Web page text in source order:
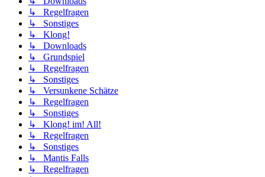
↳ Regelfragen
↳ Sonstiges
↳ Klong!
↳ Downloads
↳ Grundspiel
↳ Regelfragen
↳ Sonstiges
↳ Versunkene Schätze
↳ Regelfragen
↳ Sonstiges
↳ Klong! im! All!
↳ Regelfragen
↳ Sonstiges
↳ Mantis Falls
↳ Regelfragen